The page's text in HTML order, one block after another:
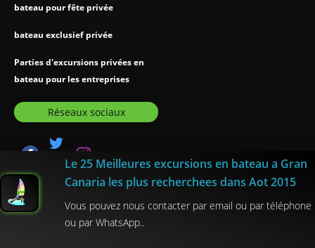
bateau pour fête privée
bateau exclusief privée
Parties d'excursions privées en
bateau pour les entreprises
Réseaux sociaux
GranCanaria.com
Le 25 Meilleures excursions en bateau a Gran
Canaria les plus recherchees dans Aot 2015
Vous pouvez nous contacter par email ou par téléphone
ou par WhatsApp..